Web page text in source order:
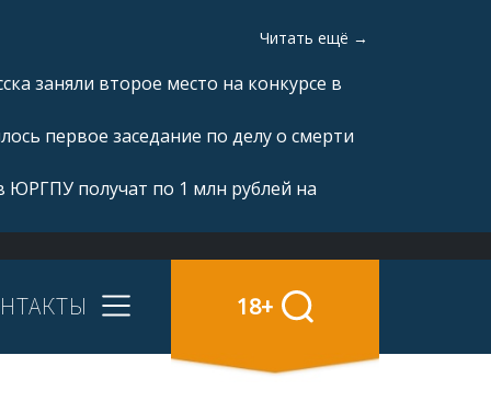
Читать ещё →
заняли второе место на конкурсе в
первое заседание по делу о смерти
ЮРГПУ получат по 1 млн рублей на
18+